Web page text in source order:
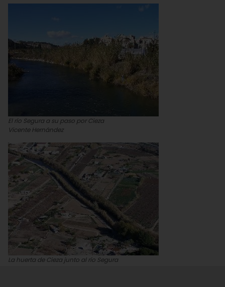
El río Segura a su paso por Cieza
Vicente Hernández
La huerta de Cieza junto al río Segura